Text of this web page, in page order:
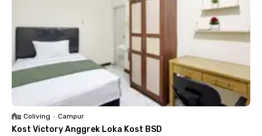
Coliving • Campur
Kost Victory Anggrek Loka Kost BSD